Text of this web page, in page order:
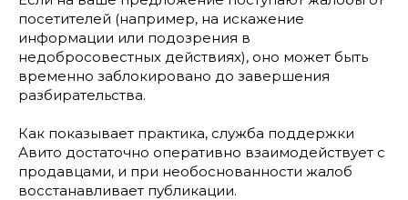
посетителей (например, на искажение
информации или подозрения в
недобросовестных действиях), оно может быть
временно заблокировано до завершения
разбирательства.
Как показывает практика, служба поддержки
Авито достаточно оперативно взаимодействует с
продавцами, и при необоснованности жалоб
восстанавливает публикации.